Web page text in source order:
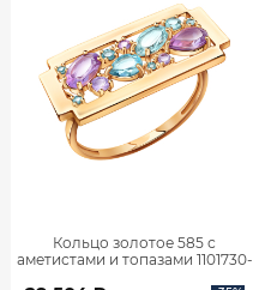
Кольцо золотое 585 с
аметистами и топазами 1101730-